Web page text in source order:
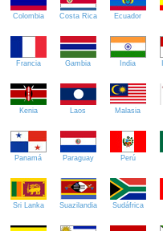
Colombia Costa Rica Ecuador
Francia Gambia India
Kenia Laos Malasia
Panamá Paraguay Perú
Sri Lanka Suazilandia Sudáfrica